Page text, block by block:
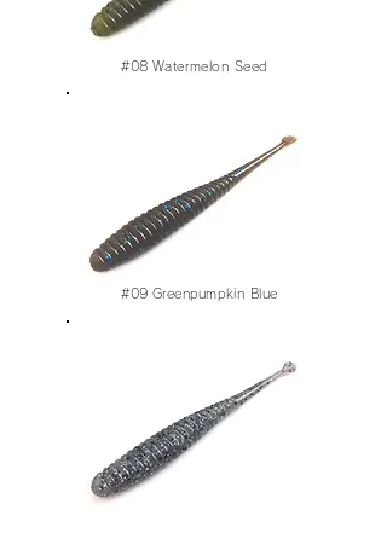
#08 Watermelon Seed
#09 Greenpumpkin Blue